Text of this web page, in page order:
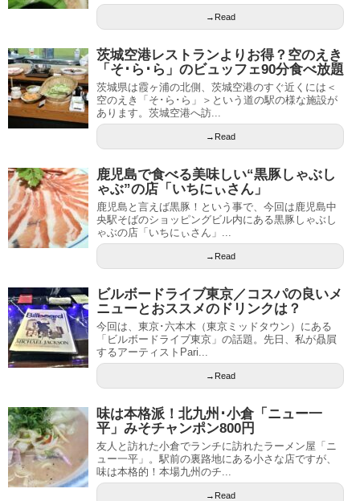
→Read
茨城空港レストランよりお得？空のえき
「そ･ら･ら」のビュッフェ90分食べ放題
茨城県は霞ヶ浦の北側、茨城空港のすぐ近くには＜
空のえき「そ･ら･ら」＞という道の駅の様な施設が
あります。茨城空港へ訪...
→Read
鹿児島で食べる美味しい“黒豚しゃぶし
ゃぶ”の店「いちにぃさん」
鹿児島と言えば黒豚！という事で、今回は鹿児島中
央駅そばのショッピングビル内にある黒豚しゃぶし
ゃぶの店「いちにぃさん」...
→Read
ビルボードライブ東京／コスパの良いメ
ニューとおススメのドリンクは？
今回は、東京･六本木（東京ミッドタウン）にある
「ビルボードライブ東京」の話題。先日、私が贔屓
するアーティストPari...
→Read
味は本格派！北九州･小倉「ニュー一
平」みそチャンポン800円
友人と訪れた小倉でランチに訪れたラーメン屋「ニ
ュー一平」。駅前の裏路地にある小さな店ですが、
味は本格的！本場九州のチ...
→Read